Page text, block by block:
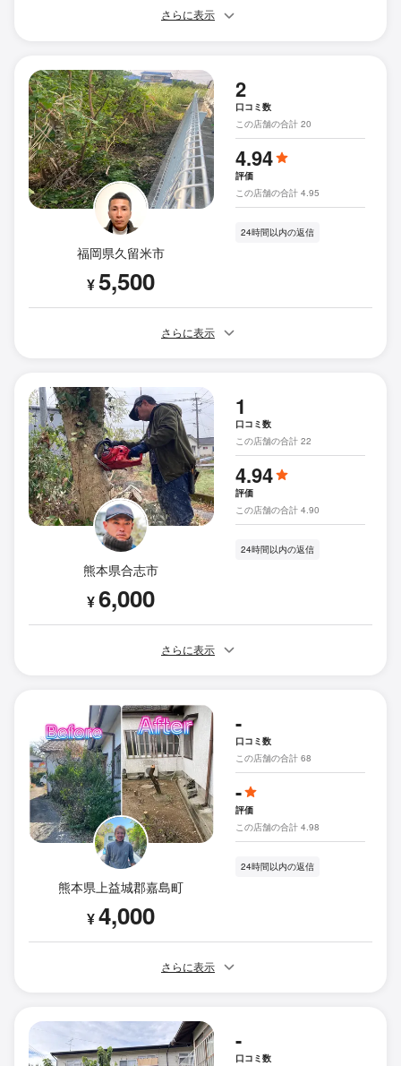
さらに表示
福岡県久留米市
¥5,500
2
口コミ数
この店舗の合計 20
4.94
評価
この店舗の合計 4.95
24時間以内の返信
さらに表示
熊本県合志市
¥6,000
1
口コミ数
この店舗の合計 22
4.94
評価
この店舗の合計 4.90
24時間以内の返信
さらに表示
熊本県上益城郡嘉島町
¥4,000
-
口コミ数
この店舗の合計 68
-
評価
この店舗の合計 4.98
24時間以内の返信
さらに表示
-
口コミ数